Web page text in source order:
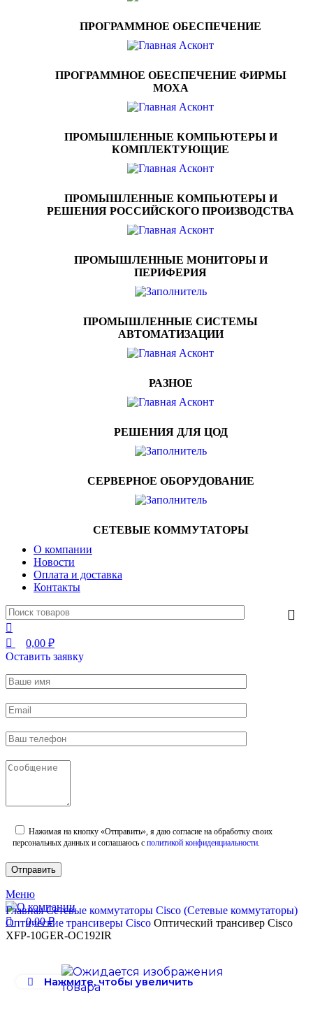
ПРОГРАММНОЕ ОБЕСПЕЧЕНИЕ
ПРОГРАММНОЕ ОБЕСПЕЧЕНИЕ ФИРМЫ
MOXA
ПРОМЫШЛЕННЫЕ КОМПЬЮТЕРЫ И
КОМПЛЕКТУЮЩИЕ
ПРОМЫШЛЕННЫЕ КОМПЬЮТЕРЫ И
РЕШЕНИЯ РОССИЙСКОГО ПРОИЗВОДСТВА
ПРОМЫШЛЕННЫЕ МОНИТОРЫ И
ПЕРИФЕРИЯ
ПРОМЫШЛЕННЫЕ СИСТЕМЫ
АВТОМАТИЗАЦИИ
РАЗНОЕ
РЕШЕНИЯ ДЛЯ ЦОД
СЕРВЕРНОЕ ОБОРУДОВАНИЕ
СЕТЕВЫЕ КОММУТАТОРЫ
О компании
Новости
Оплата и доставка
Контакты
0,00 ₽
Оставить заявку
Нажимая на кнопку «Отправить», я даю согласие на обработку своих
персональных данных и соглашаюсь с политикой конфиденциальности.
Меню
0,00₽
ГлавнаяСетевые коммутаторы Cisco (Сетевые коммутаторы)
Оптические трансиверы Cisco Оптический трансивер Cisco
XFP-10GER-OC192IR
Нажмите, чтобы увеличить